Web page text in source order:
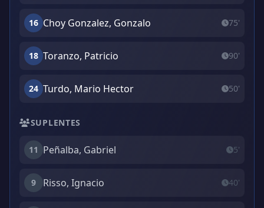
16 Choy Gonzalez, Gonzalo 75'
18 Toranzo, Patricio 90'
24 Turdo, Mario Hector 50'
SUPLENTES
11 Peñalba, Gabriel 5'
9 Risso, Ignacio 40'